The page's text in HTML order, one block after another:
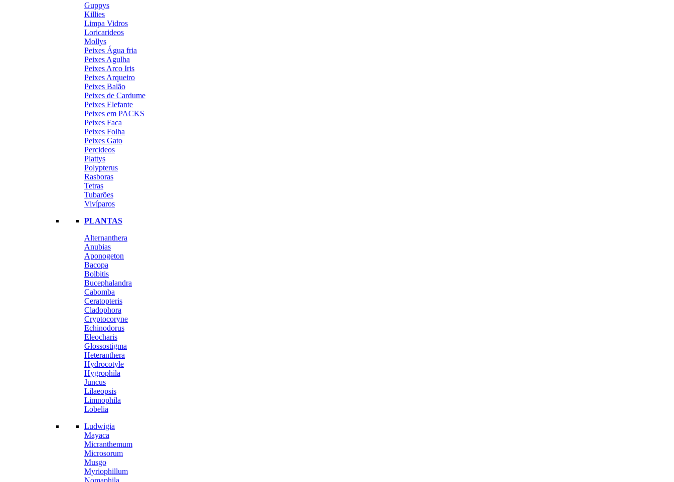
Guppys
Killies
Limpa Vidros
Loricarideos
Mollys
Peixes Água fria
Peixes Agulha
Peixes Arco Iris
Peixes Arqueiro
Peixes Balão
Peixes de Cardume
Peixes Elefante
Peixes em PACKS
Peixes Faca
Peixes Folha
Peixes Gato
Percideos
Plattys
Polypterus
Rasboras
Tetras
Tubarões
Vivíparos
PLANTAS
Alternanthera
Anubias
Aponogeton
Bacopa
Bolbitis
Bucephalandra
Cabomba
Ceratopteris
Cladophora
Cryptocoryne
Echinodorus
Eleocharis
Glossostigma
Heteranthera
Hydrocotyle
Hygrophila
Juncus
Lilaeopsis
Limnophila
Lobelia
Ludwigia
Mayaca
Micranthemum
Microsorum
Musgo
Myriophillum
Nomaphila